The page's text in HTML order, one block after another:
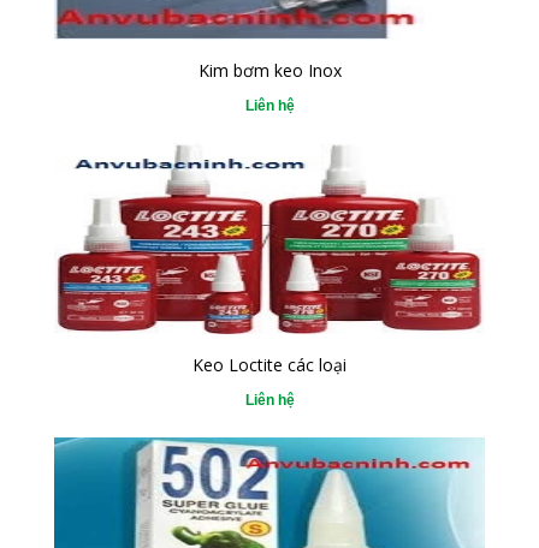
Kim bơm keo Inox
Liên hệ
Keo Loctite các loại
Liên hệ